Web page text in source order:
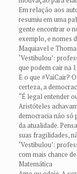
Em relação aos
resumiu em uma
gente encontrar o
exemplo, e nomes
Maquiavel e
‘Vestibulou’:
que podem cair na
E o que #VaiCair?
certeza, a
“É legal entender
Aristóteles
democracia não só
da atualidade.
suas fragilidades,
‘Vestibulou’:
com mais chance
Matemática